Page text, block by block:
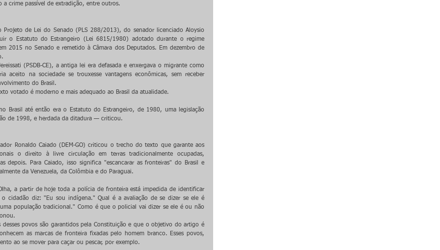
crime passível de extradição, entre outros.
de Lei do Senado (PLS 288/2013), do senador licenciado Aloysio
o Estatuto do Estrangeiro (Lei 6815/1980) adotado durante o regime
2015 no Senado e remetido à Câmara dos Deputados. Em dezembro de
(PSDB-CE), a antiga lei era defasada e enxergava o migrante como
aceito na sociedade se trouxesse vantagens econômicas, sem receber
do Brasil.
votado é moderno e mais adequado ao Brasil da atualidade.
Brasil até então era o Estatuto do Estrangeiro, de 1980, uma legislação
de 1998, e herdada da ditadura — criticou.
Ronaldo Caiado (DEM-GO) criticou o trecho do texto que garante aos
o direito à livre circulação em terras tradicionalmente ocupadas,
depois. Para Caiado, isso significa "escancarar as fronteiras" do Brasil e
da Venezuela, da Colômbia e do Paraguai.
a partir de hoje toda a polícia de fronteira está impedida de identificar
cidadão diz: "Eu sou indígena." Qual é a avaliação de se dizer se ele é
população tradicional." Como é que o policial vai dizer se ele é ou não
desses povos são garantidos pela Constituição e que o objetivo do artigo é
as marcas de fronteira fixadas pelo homem branco. Esses povos,
ao se mover para caçar ou pescar, por exemplo.